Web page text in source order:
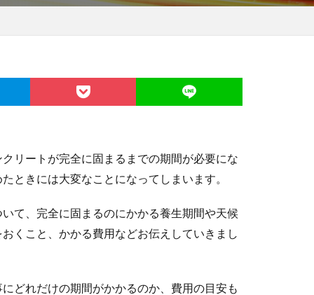
リートが完全に固まるまでの期間が必要にな
ときには大変なことになってしまいます。
て、完全に固まるのにかかる養生期間や天候
くこと、かかる費用などお伝えしていきまし
どれだけの期間がかかるのか、費用の目安も